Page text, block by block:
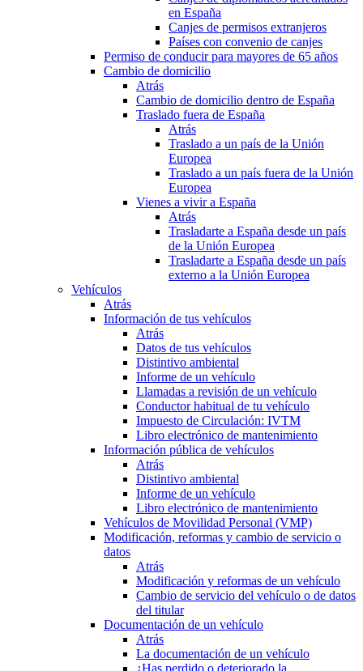
en España
Canjes de permisos extranjeros
Países con convenio de canjes
Permiso de conducir para mayores de 65 años
Cambio de domicilio
Atrás
Cambio de domicilio dentro de España
Traslado fuera de España
Atrás
Traslado a un país de la Unión
Europea
Traslado a un país fuera de la Unión
Europea
Vienes a vivir a España
Atrás
Trasladarte a España desde un país
de la Unión Europea
Trasladarte a España desde un país
externo a la Unión Europea
Vehículos
Atrás
Información de tus vehículos
Atrás
Datos de tus vehículos
Distintivo ambiental
Informe de un vehículo
Llamadas a revisión de un vehículo
Conductor habitual de tu vehículo
Impuesto de Circulación: IVTM
Libro electrónico de mantenimiento
Información pública de vehículos
Atrás
Distintivo ambiental
Informe de un vehículo
Libro electrónico de mantenimiento
Vehículos de Movilidad Personal (VMP)
Modificación, reformas y cambio de servicio o
datos
Atrás
Modificación y reformas de un vehículo
Cambio de servicio del vehículo o de datos
del titular
Documentación de un vehículo
Atrás
La documentación de un vehículo